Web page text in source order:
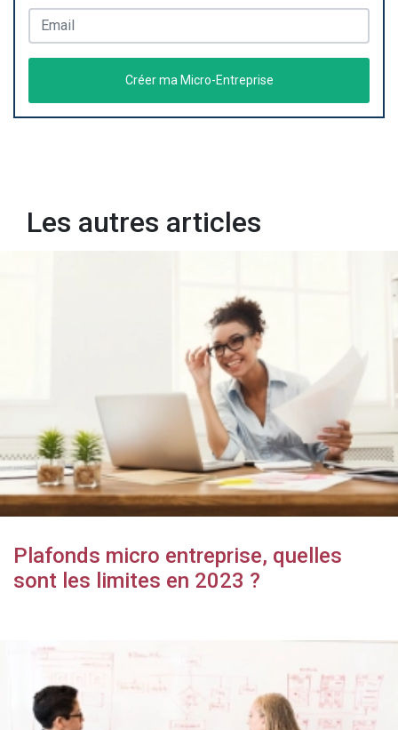
Créer ma Micro-Entreprise
Les autres articles
Plafonds micro entreprise, quelles
sont les limites en 2023 ?